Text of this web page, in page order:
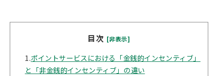
目次 [非表示]
1.ポイントサービスにおける「金銭的インセンティブ」
と「非金銭的インセンティブ」の違い